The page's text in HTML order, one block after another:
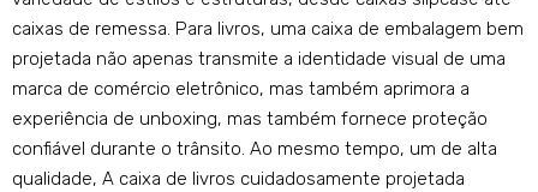
caixas de remessa. Para livros, uma caixa de embalagem bem
projetada não apenas transmite a identidade visual de uma
marca de comércio eletrônico, mas também aprimora a
experiência de unboxing, mas também fornece proteção
confiável durante o trânsito. Ao mesmo tempo, um de alta
qualidade, A caixa de livros cuidadosamente projetada